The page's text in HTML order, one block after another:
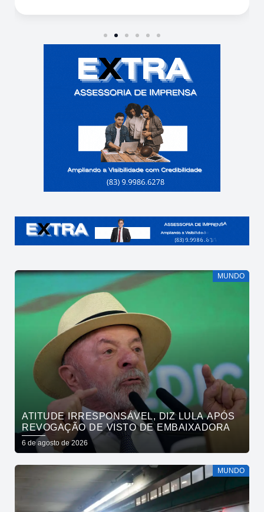
MUNDO
ATITUDE IRRESPONSÁVEL, DIZ LULA APÓS
REVOGAÇÃO DE VISTO DE EMBAIXADORA
6 de agosto de 2026
MUNDO